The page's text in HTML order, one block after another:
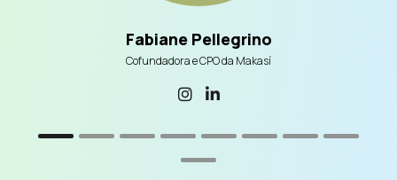
Fabiane Pellegrino
Cofundadora e CPO da Makasí